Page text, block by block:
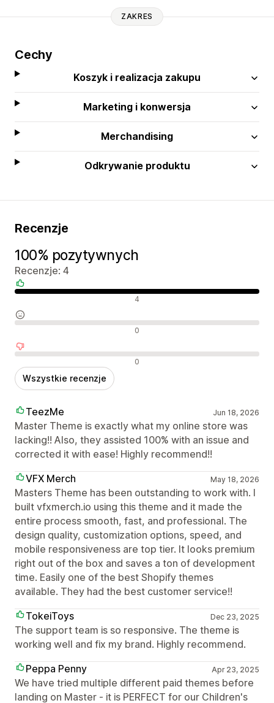
ZAKRES
Cechy
Koszyk i realizacja zakupu
Marketing i konwersja
Merchandising
Odkrywanie produktu
Recenzje
100% pozytywnych
Recenzje: 4
Pozytywne recenzje 4
Neutralne recenzje 0
Negatywne recenzje 0
Wszystkie recenzje
TeezMe Jun 18, 2026
Master Theme is exactly what my online store was
lacking!! Also, they assisted 100% with an issue and
corrected it with ease! Highly recommend!!
VFX Merch
May 18, 2026
Masters Theme has been outstanding to work with. I
built vfxmerch.io using this theme and it made the
entire process smooth, fast, and professional. The
design quality, customization options, speed, and
mobile responsiveness are top tier. It looks premium
right out of the box and saves a ton of development
time. Easily one of the best Shopify themes
available. They had the best customer service!!
TokeiToys
Dec 23, 2025
The support team is so responsive. The theme is
working well and fix my brand. Highly recommend.
Peppa Penny
Apr 23, 2025
We have tried multiple different paid themes before
landing on Master - it is PERFECT for our Children's